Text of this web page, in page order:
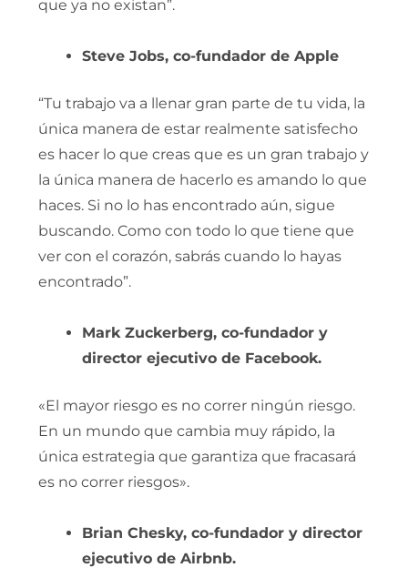
que ya no existan”.
Steve Jobs, co-fundador de Apple
“Tu trabajo va a llenar gran parte de tu vida, la
única manera de estar realmente satisfecho
es hacer lo que creas que es un gran trabajo y
la única manera de hacerlo es amando lo que
haces. Si no lo has encontrado aún, sigue
buscando. Como con todo lo que tiene que
ver con el corazón, sabrás cuando lo hayas
encontrado”.
Mark Zuckerberg, co-fundador y
director ejecutivo de Facebook.
«El mayor riesgo es no correr ningún riesgo.
En un mundo que cambia muy rápido, la
única estrategia que garantiza que fracasará
es no correr riesgos».
Brian Chesky, co-fundador y director
ejecutivo de Airbnb.